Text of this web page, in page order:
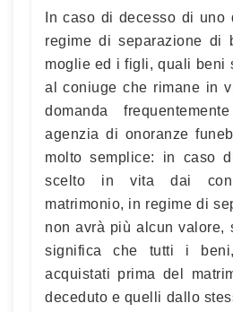
In caso di decesso di
regime di separazione di
moglie ed i figli, quali beni
al coniuge che rimane in
domanda
agenzia di onoranze
molto semplice: in caso
scelto in vita dai
matrimonio, in regime di
non avrà più alcun valore,
significa che tutti i
acquistati prima del
deceduto e quelli dallo